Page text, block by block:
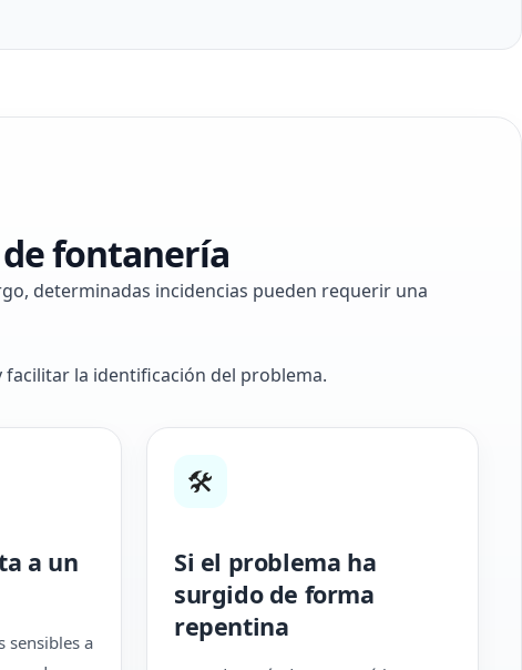
fontanería
determinadas incidencias pueden requerir una
la identificación del problema.
a un
sensibles a
🛠
Si el problema ha
surgido de forma
repentina